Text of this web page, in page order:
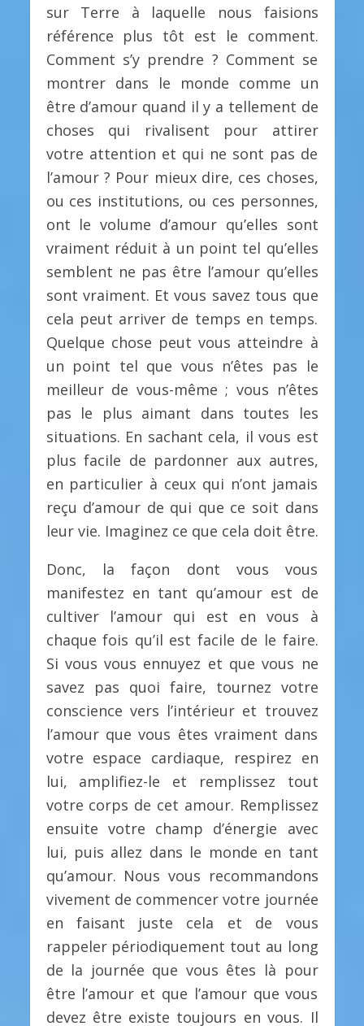
sur Terre à laquelle nous faisions
référence plus tôt est le comment.
Comment s’y prendre ? Comment se
montrer dans le monde comme un
être d’amour quand il y a tellement de
choses qui rivalisent pour attirer
votre attention et qui ne sont pas de
l’amour ? Pour mieux dire, ces choses,
ou ces institutions, ou ces personnes,
ont le volume d’amour qu’elles sont
vraiment réduit à un point tel qu’elles
semblent ne pas être l’amour qu’elles
sont vraiment. Et vous savez tous que
cela peut arriver de temps en temps.
Quelque chose peut vous atteindre à
un point tel que vous n’êtes pas le
meilleur de vous-même ; vous n’êtes
pas le plus aimant dans toutes les
situations. En sachant cela, il vous est
plus facile de pardonner aux autres,
en particulier à ceux qui n’ont jamais
reçu d’amour de qui que ce soit dans
leur vie. Imaginez ce que cela doit être.
Donc, la façon dont vous vous
manifestez en tant qu’amour est de
cultiver l’amour qui est en vous à
chaque fois qu’il est facile de le faire.
Si vous vous ennuyez et que vous ne
savez pas quoi faire, tournez votre
conscience vers l’intérieur et trouvez
l’amour que vous êtes vraiment dans
votre espace cardiaque, respirez en
lui, amplifiez-le et remplissez tout
votre corps de cet amour. Remplissez
ensuite votre champ d’énergie avec
lui, puis allez dans le monde en tant
qu’amour. Nous vous recommandons
vivement de commencer votre journée
en faisant juste cela et de vous
rappeler périodiquement tout au long
de la journée que vous êtes là pour
être l’amour et que l’amour que vous
devez être existe toujours en vous. Il